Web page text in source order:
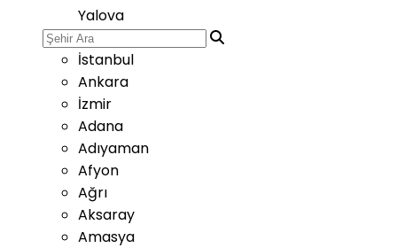
Yalova
İstanbul
Ankara
İzmir
Adana
Adıyaman
Afyon
Ağrı
Aksaray
Amasya